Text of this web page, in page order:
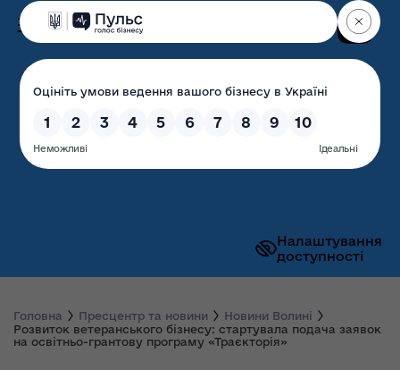
Налаштування
доступності
Волинська обласна
державна адміністрація
Головна Пресцентр та новини
Новини Волині
Розвиток ветеранського бізнесу: стартувала подача заявок
на освітньо-грантову програму «Траєкторія»